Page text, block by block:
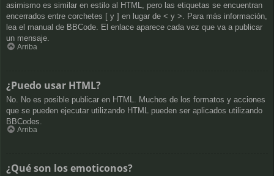
asimismo es similar en estilo al HTML, pero las etiquetas se encuentran
encerrados entre corchetes [ y ] en lugar de < y >. Para más información,
lea el manual de BBCode. El enlace aparece cada vez que va a publicar
un mensaje.
Arriba
¿Puedo usar HTML?
No. No es posible publicar en HTML. Muchos de los formatos y acciones
que se pueden ejecutar utilizando HTML pueden ser aplicados utilizando
BBCodes.
Arriba
¿Qué son los emoticonos?